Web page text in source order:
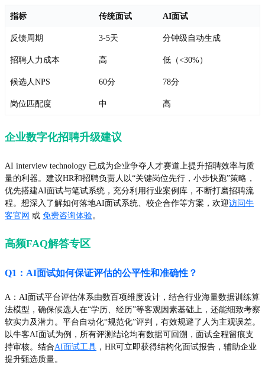
指标 传统面试 AI面试
反馈周期 3-5天 分钟级自动生成
招聘人力成本 高 低（<30%）
候选人NPS 60分 78分
岗位匹配度 中 高
企业数字化招聘升级建议
AI interview technology 已成为企业争夺人才赛道上提升招聘效率与质
量的利器。建议HR和招聘负责人以“关键岗位先行，小步快跑”策略，
优先搭建AI面试与笔试系统，充分利用行业案例库，不断打磨招聘流
程。想深入了解如何落地AI面试系统、校企合作等方案，欢迎访问牛
客官网 或 免费咨询体验。
高频FAQ解答专区
Q1：AI面试如何保证评估的公平性和准确性？
A：AI面试平台评估体系由数百项维度设计，结合行业海量数据训练算
法模型，确保候选人在“学历、经历”等客观因素基础上，还能细致考察
软实力及潜力。平台自动化“规范化”评判，有效规避了人为主观误差。
以牛客AI面试为例，所有评测结论均有数据可回溯，面试全程留痕支
持审核。结合AI面试工具 ，HR可立即获得结构化面试报告，辅助企业
提升甄选质量。